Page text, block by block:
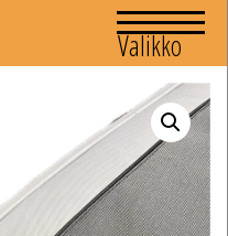
Valikko